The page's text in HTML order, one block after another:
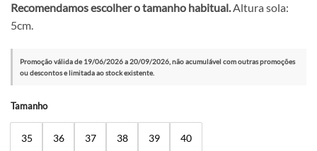
Recomendamos escolher o tamanho habitual.Altura sola:
5cm.
Promoção válida de 19/06/2026 a 20/09/2026, não acumulável com outras promoções
ou descontos e limitada ao stock existente.
Tamanho
35 36 37 38 39 40
Alternative: